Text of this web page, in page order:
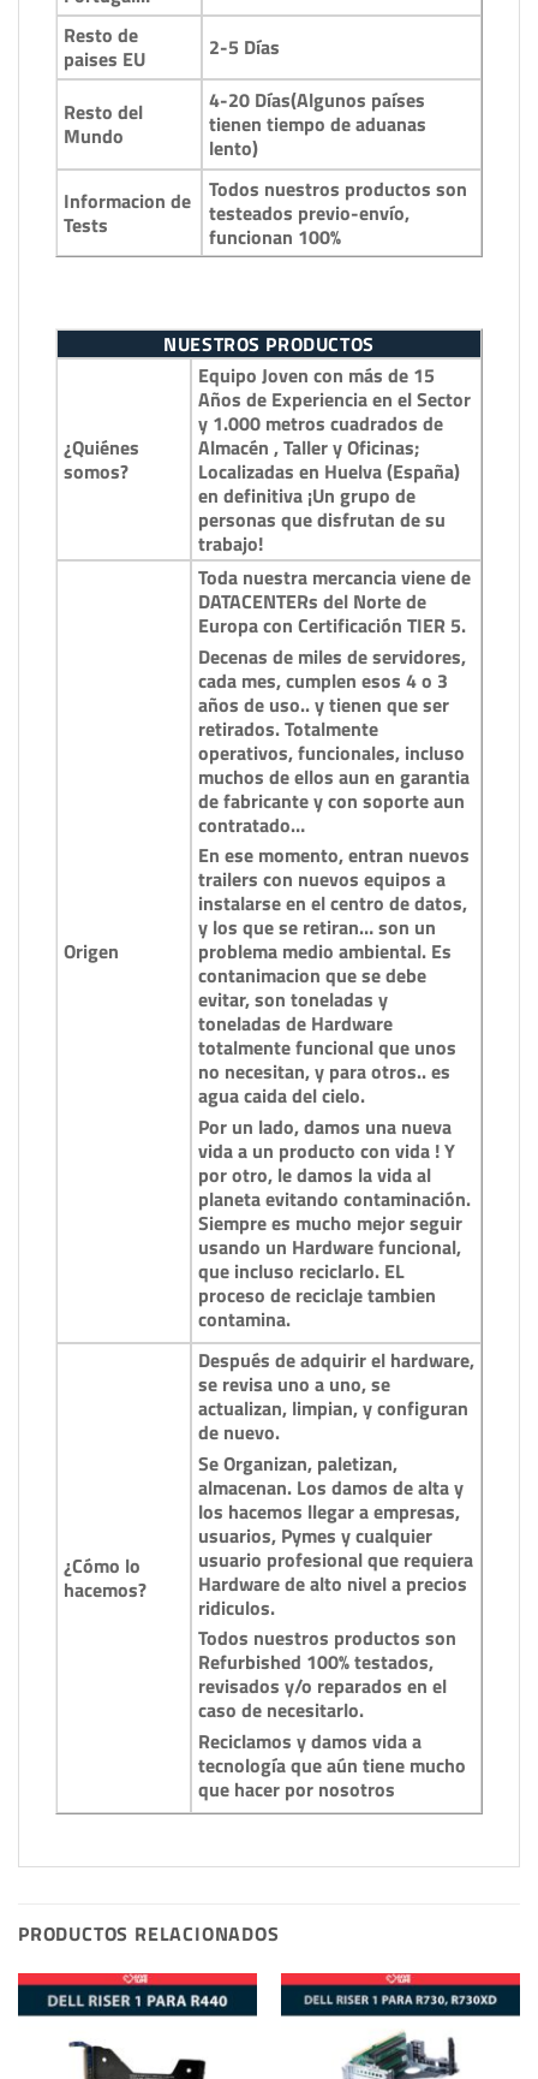
Resto de
paises EU
2-5 Días
Resto del
Mundo
4-20 Días(Algunos países
tienen tiempo de aduanas
lento)
Informacion de
Tests
Todos nuestros productos son
testeados previo-envío,
funcionan 100%
NUESTROS PRODUCTOS
¿Quiénes
somos?
Equipo Joven con más de 15
Años de Experiencia en el Sector
y 1.000 metros cuadrados de
Almacén , Taller y Oficinas;
Localizadas en Huelva (España)
en definitiva ¡Un grupo de
personas que disfrutan de su
trabajo!
Origen
Toda nuestra mercancia viene de
DATACENTERs del Norte de
Europa con Certificación TIER 5.
Decenas de miles de servidores,
cada mes, cumplen esos 4 o 3
años de uso.. y tienen que ser
retirados. Totalmente
operativos, funcionales, incluso
muchos de ellos aun en garantia
de fabricante y con soporte aun
contratado…
En ese momento, entran nuevos
trailers con nuevos equipos a
instalarse en el centro de datos,
y los que se retiran… son un
problema medio ambiental. Es
contanimacion que se debe
evitar, son toneladas y
toneladas de Hardware
totalmente funcional que unos
no necesitan, y para otros.. es
agua caida del cielo.
Por un lado, damos una nueva
vida a un producto con vida ! Y
por otro, le damos la vida al
planeta evitando contaminación.
Siempre es mucho mejor seguir
usando un Hardware funcional,
que incluso reciclarlo. EL
proceso de reciclaje tambien
contamina.
¿Cómo lo
hacemos?
Después de adquirir el hardware,
se revisa uno a uno, se
actualizan, limpian, y configuran
de nuevo.
Se Organizan, paletizan,
almacenan. Los damos de alta y
los hacemos llegar a empresas,
usuarios, Pymes y cualquier
usuario profesional que requiera
Hardware de alto nivel a precios
ridiculos.
Todos nuestros productos son
Refurbished 100% testados,
revisados y/o reparados en el
caso de necesitarlo.
Reciclamos y damos vida a
tecnología que aún tiene mucho
que hacer por nosotros
PRODUCTOS RELACIONADOS